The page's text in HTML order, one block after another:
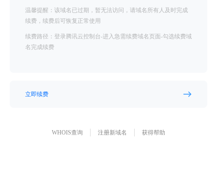
温馨提醒：该域名已过期，暂无法访问，请域名所有人及时完成
续费，续费后可恢复正常使用
续费路径：登录腾讯云控制台-进入急需续费域名页面-勾选续费域
名完成续费
立即续费
WHOIS查询 注册新域名 获得帮助